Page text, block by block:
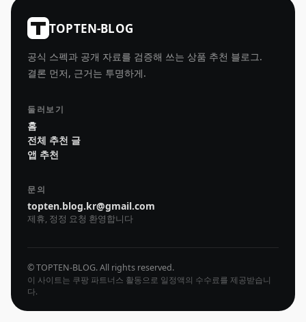
TOPTEN-BLOG
공식 스펙과 공개 자료를 검증해 쓰는 상품 추천 블로그.
결론 먼저, 근거는 투명하게.
둘러보기
홈
전체 추천 글
앱 추천
문의
topten.blog.kr@gmail.com
제휴, 정정 요청 환영합니다
© TOPTEN-BLOG. All rights reserved.
이 사이트는 쿠팡 파트너스 활동으로 일정액의 수수료를 제공받습니
다.